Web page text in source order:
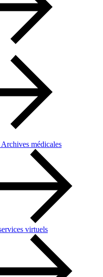
médicales
virtuels